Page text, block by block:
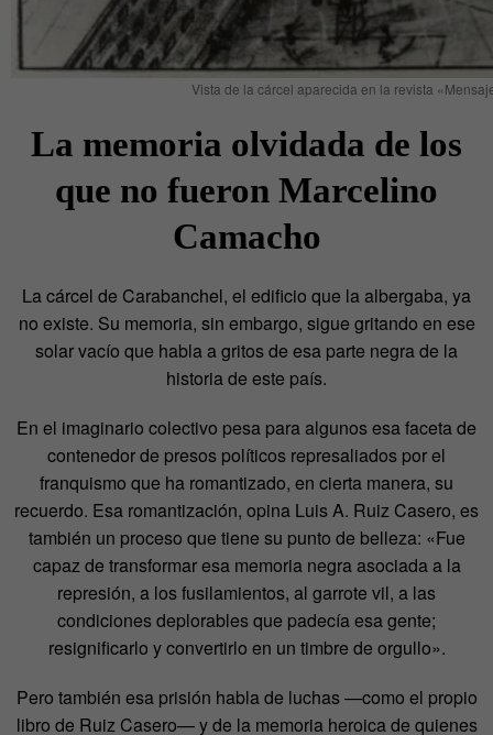
Vista de la cárcel aparecida en la revista
La memoria olvidada de los
que no fueron Marcelino
Camacho
La cárcel de Carabanchel, el edificio que la albergaba, ya
no existe. Su memoria, sin embargo, sigue gritando en ese
solar vacío que habla a gritos de esa parte negra de la
historia de este país.
En el imaginario colectivo pesa para algunos esa faceta de
contenedor de presos políticos represaliados por el
franquismo que ha romantizado, en cierta manera, su
recuerdo. Esa romantización, opina Luis A. Ruiz Casero, es
también un proceso que tiene su punto de belleza: «Fue
capaz de transformar esa memoria negra asociada a la
represión, a los fusilamientos, al garrote vil, a las
condiciones deplorables que padecía esa gente;
resignificarlo y convertirlo en un timbre de orgullo».
Pero también esa prisión habla de luchas —como el propio
libro de Ruiz Casero— y de la memoria heroica de quienes